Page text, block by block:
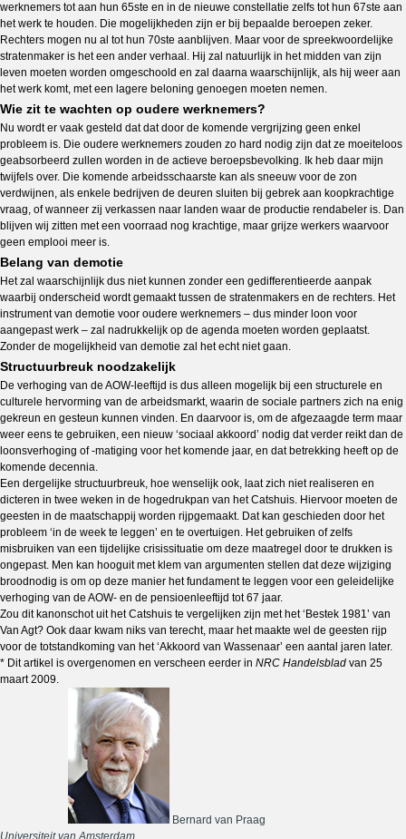
werknemers tot aan hun 65ste en in de nieuwe constellatie zelfs tot hun 67ste aan
het werk te houden. Die mogelijkheden zijn er bij bepaalde beroepen zeker.
Rechters mogen nu al tot hun 70ste aanblijven. Maar voor de spreekwoordelijke
stratenmaker is het een ander verhaal. Hij zal natuurlijk in het midden van zijn
leven moeten worden omgeschoold en zal daarna waarschijnlijk, als hij weer aan
het werk komt, met een lagere beloning genoegen moeten nemen.
Wie zit te wachten op oudere werknemers?
Nu wordt er vaak gesteld dat dat door de komende vergrijzing geen enkel
probleem is. Die oudere werknemers zouden zo hard nodig zijn dat ze moeiteloos
geabsorbeerd zullen worden in de actieve beroepsbevolking. Ik heb daar mijn
twijfels over. Die komende arbeidsschaarste kan als sneeuw voor de zon
verdwijnen, als enkele bedrijven de deuren sluiten bij gebrek aan koopkrachtige
vraag, of wanneer zij verkassen naar landen waar de productie rendabeler is. Dan
blijven wij zitten met een voorraad nog krachtige, maar grijze werkers waarvoor
geen emplooi meer is.
Belang van demotie
Het zal waarschijnlijk dus niet kunnen zonder een gedifferentieerde aanpak
waarbij onderscheid wordt gemaakt tussen de stratenmakers en de rechters. Het
instrument van demotie voor oudere werknemers – dus minder loon voor
aangepast werk – zal nadrukkelijk op de agenda moeten worden geplaatst.
Zonder de mogelijkheid van demotie zal het echt niet gaan.
Structuurbreuk noodzakelijk
De verhoging van de AOW-leeftijd is dus alleen mogelijk bij een structurele en
culturele hervorming van de arbeidsmarkt, waarin de sociale partners zich na enig
gekreun en gesteun kunnen vinden. En daarvoor is, om de afgezaagde term maar
weer eens te gebruiken, een nieuw ‘sociaal akkoord’ nodig dat verder reikt dan de
loonsverhoging of -matiging voor het komende jaar, en dat betrekking heeft op de
komende decennia.
Een dergelijke structuurbreuk, hoe wenselijk ook, laat zich niet realiseren en
dicteren in twee weken in de hogedrukpan van het Catshuis. Hiervoor moeten de
geesten in de maatschappij worden rijpgemaakt. Dat kan geschieden door het
probleem ‘in de week te leggen’ en te overtuigen. Het gebruiken of zelfs
misbruiken van een tijdelijke crisissituatie om deze maatregel door te drukken is
ongepast. Men kan hooguit met klem van argumenten stellen dat deze wijziging
broodnodig is om op deze manier het fundament te leggen voor een geleidelijke
verhoging van de AOW- en de pensioenleeftijd tot 67 jaar.
Zou dit kanonschot uit het Catshuis te vergelijken zijn met het ‘Bestek 1981’ van
Van Agt? Ook daar kwam niks van terecht, maar het maakte wel de geesten rijp
voor de totstandkoming van het ‘Akkoord van Wassenaar’ een aantal jaren later.
* Dit artikel is overgenomen en verscheen eerder in NRC Handelsblad van 25
maart 2009.
Bernard van Praag
Universiteit van Amsterdam